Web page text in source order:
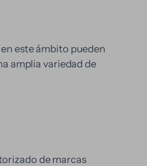
este ámbito pueden
amplia variedad de
de marcas